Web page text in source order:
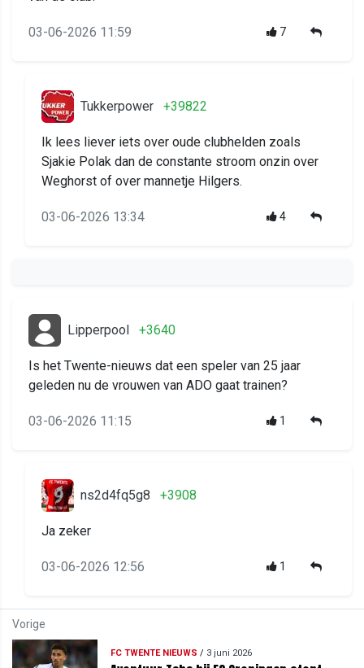
03-06-2026 11:59 7
Tukkerpower +39822
Ik lees liever iets over oude clubhelden zoals
Sjakie Polak dan de constante stroom onzin over
Weghorst of over mannetje Hilgers.
03-06-2026 13:34 4
Lipperpool +3640
Is het Twente-nieuws dat een speler van 25 jaar
geleden nu de vrouwen van ADO gaat trainen?
03-06-2026 11:15 1
ns2d4fq5g8 +3908
Ja zeker
03-06-2026 12:56 1
Vorige
FC TWENTE NIEUWS / 3 juni 2026